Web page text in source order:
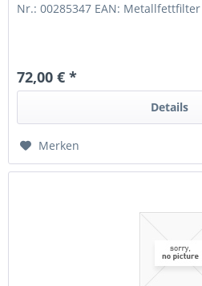
Nr.: 00285347 EAN: Metallfettfilter
72,00 € *
Details
Merken